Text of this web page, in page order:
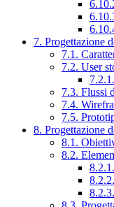
7. Progettazione
7.1.
7.2. User
7.3. Flussi
7.4.
7.5.
8. Progettazione
8.1.
8.2.